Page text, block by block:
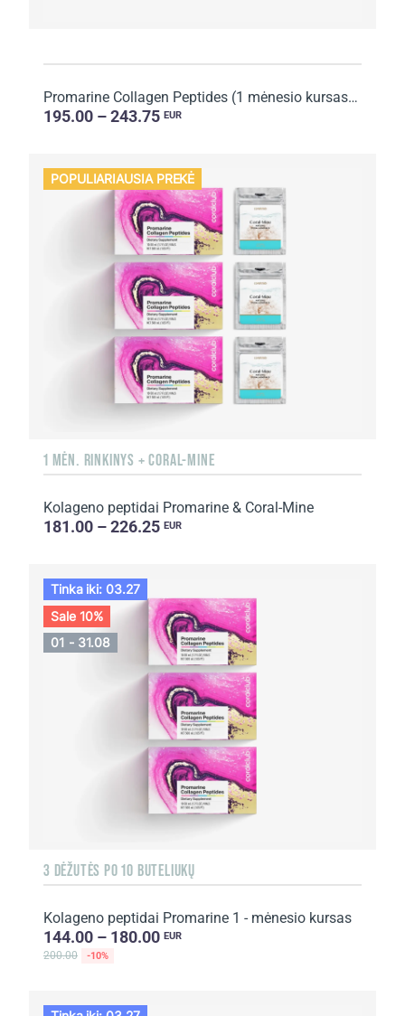
Promarine Collagen Peptides (1 mėnesio kursas) + Hydro Boost Biocellulose facial mask (5 maišeliai...
195.00 – 243.75 EUR
POPULIARIAUSIA PREKĖ
1 MĖN. RINKINYS + CORAL-MINE
Kolageno peptidai Promarine & Coral-Mine
181.00 – 226.25 EUR
Tinka iki: 03.27
Sale 10%
01 - 31.08
3 DĖŽUTĖS PO 10 BUTELIUKŲ
Kolageno peptidai Promarine 1 - mėnesio kursas
144.00 – 180.00 EUR
200.00 -10%